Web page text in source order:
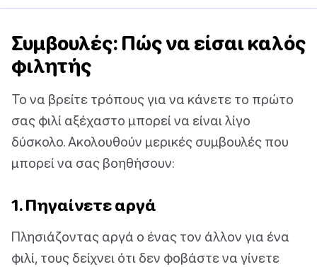
Συμβουλές: Πώς να είσαι καλός
φιλητής
Το να βρείτε τρόπους για να κάνετε το πρώτο
σας φιλί αξέχαστο μπορεί να είναι λίγο
δύσκολο. Ακολουθούν μερικές συμβουλές που
μπορεί να σας βοηθήσουν:
1. Πηγαίνετε αργά
Πλησιάζοντας αργά ο ένας τον άλλον για ένα
φιλί, τους δείχνει ότι δεν φοβάστε να γίνετε